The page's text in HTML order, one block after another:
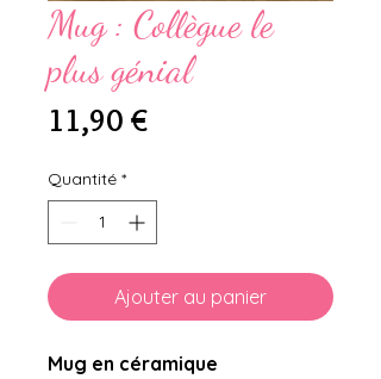
Mug : Collègue le
plus génial
11,90 €Prix
Quantité *
Ajouter au panier
Mug en céramique